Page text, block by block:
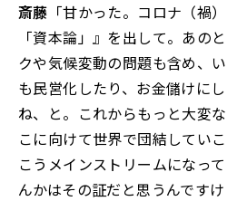
斎藤 「甘かった。コロナ（禍
「資本論」』を出して。あの
クや気候変動の問題も含め、
も民営化したり、お金儲けに
ね、と。これからもっと大変
こに向けて世界で団結してい
こうメインストリームになっ
んかはその証だと思うんですけ